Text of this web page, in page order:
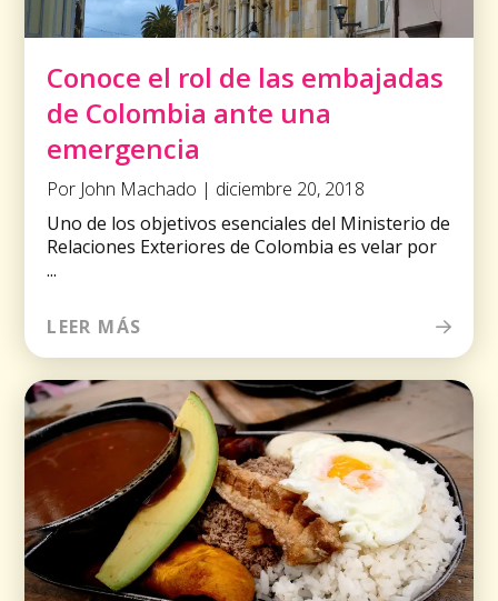
Conoce el rol de las embajadas
de Colombia ante una
emergencia
Por John Machado | diciembre 20, 2018
Uno de los objetivos esenciales del Ministerio de
Relaciones Exteriores de Colombia es velar por
...
LEER MÁS